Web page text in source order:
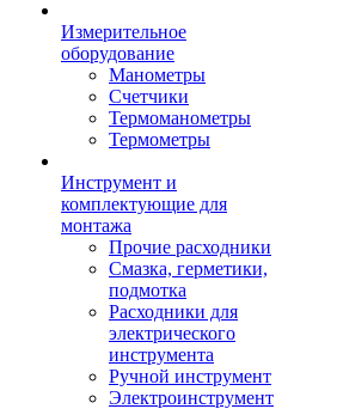
Измерительное
оборудование
Манометры
Счетчики
Термоманометры
Термометры
Инструмент и
комплектующие для
монтажа
Прочие расходники
Смазка, герметики,
подмотка
Расходники для
электрического
инструмента
Ручной инструмент
Электроинструмент